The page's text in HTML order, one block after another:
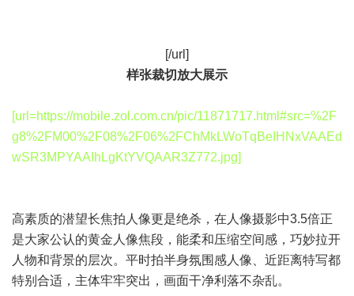
[/url]
样张裁切放大展示
[url=https://mobile.zol.com.cn/pic/11871717.html#src=%2F
g8%2FM00%2F08%2F06%2FChMkLWoTqBeIHNxVAAEd
wSR3MPYAAIhLgKtYVQAAR3Z772.jpg]
高素质的潜望长焦拍人像更是绝杀，在人像摄影中3.5倍正
是大家公认的黄金人像焦段，能柔和压缩空间感，巧妙拉开
人物和背景的层次。平时拍半身氛围感人像、近距离特写都
特别合适，主体牢牢突出，画面干净利落不杂乱。